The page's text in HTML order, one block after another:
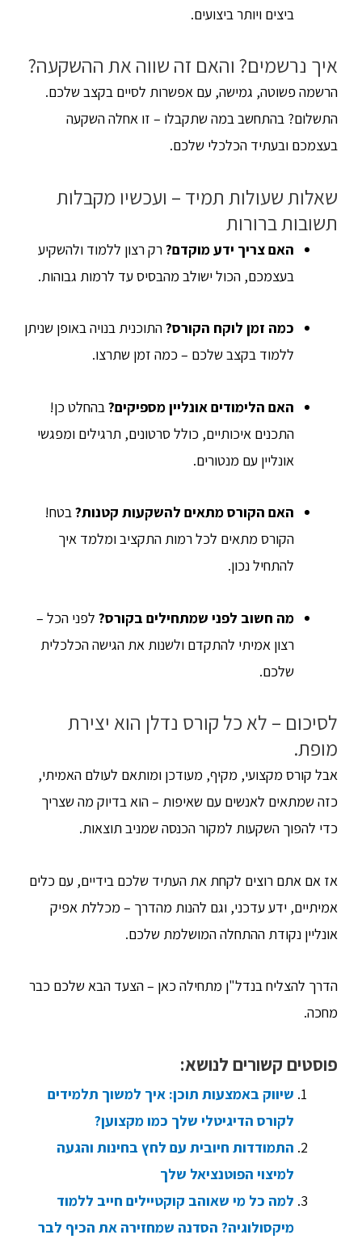
ביצים ויותר ביצועים.
איך נרשמים? והאם זה שווה את ההשקעה?
הרשמה פשוטה, גמישה, עם אפשרות לסיים בקצב שלכם.
התשלום? בהתחשב במה שתקבלו – זו אחלה השקעה
בעצמכם ובעתיד הכלכלי שלכם.
שאלות שעולות תמיד – ועכשיו מקבלות
תשובות ברורות
האם צריך ידע מוקדם?רק רצון ללמוד ולהשקיע
בעצמכם, הכול ישולב מהבסיס עד לרמות גבוהות.
כמה זמן לוקח הקורס?התוכנית בנויה באופן שניתן
ללמוד בקצב שלכם – כמה זמן שתרצו.
האם הלימודים אונליין מספיקים? בהחלט כן!
התכנים איכותיים, כולל סרטונים, תרגילים ומפגשי
אונליין עם מנטורים.
האם הקורס מתאים להשקעות קטנות?בטח!
הקורס מתאים לכל רמות התקציב ומלמד איך
להתחיל נכון.
מה חשוב לפני שמתחילים בקורס? לפני הכל –
רצון אמיתי להתקדם ולשנות את הגישה הכלכלית
שלכם.
לסיכום – לא כל קורס נדלן הוא יצירת
מופת.
אבל קורס מקצועי, מקיף, מעודכן ומותאם לעולם האמיתי,
כזה שמתאים לאנשים עם שאיפות – הוא בדיוק מה שצריך
כדי להפוך השקעות למקור הכנסה שמניב תוצאות.
אז אם אתם רוצים לקחת את העתיד שלכם בידיים, עם כלים
אמיתיים, ידע עדכני, וגם להנות מהדרך – מכללת אפיק
אונליין נקודת ההתחלה המושלמת שלכם.
הדרך להצליח בנדל"ן מתחילה כאן – הצעד הבא שלכם כבר
מחכה.
פוסטים קשורים לנושא:
שיווק באמצעות תוכן: איך למשוך תלמידים
לקורס הדיגיטלי שלך כמו מקצוען?
התמודדות חיובית עם לחץ בחינות והגעה
למיצוי הפוטנציאל שלך
למה כל מי שאוהב קוקטיילים חייב ללמוד
מיקסולוגיה? הסדנה שמחזירה את הכיף לבר